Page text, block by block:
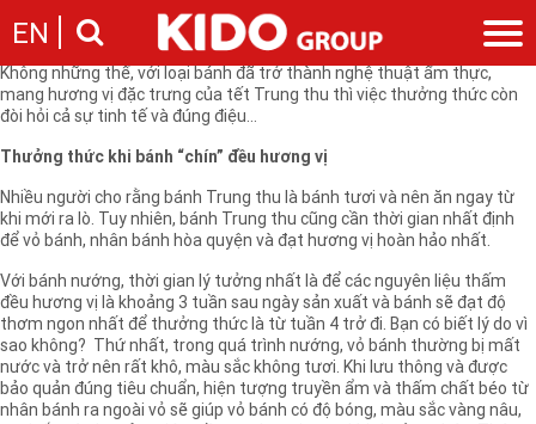
EN
Giới thiệu
Chặng đường
Cam kết của KIDO
Nhà sáng lập
Ngành hàng
Ngành gia vị
Ngành bánh
Tin tức
Tin tức & sự kiện
Nhà đầu tư
Thông điệp
Ban điều hành
Báo cáo
Thông tin cổ phần
Các công ty thành viên
Liên hệ
Nghề nghiệp
Giới thiệu
Nhu cầu tuyển dụng
Một hộp bánh Trung thu với bao bì trang nhã, chất lượng thơm ngon,
được khéo léo kết hợp từng nguyên liệu tốt cho sức khỏe, đảm bảo an
toàn vệ sinh thực phẩm luôn là mối quan tâm của người tiêu dùng.
Không những thế, với loại bánh đã trở thành nghệ thuật ẩm thực,
mang hương vị đặc trưng của tết Trung thu thì việc thưởng thức còn
đòi hỏi cả sự tinh tế và đúng điệu…
Thưởng thức khi bánh “chín” đều hương vị
Nhiều người cho rằng bánh Trung thu là bánh tươi và nên ăn ngay từ
khi mới ra lò. Tuy nhiên, bánh Trung thu cũng cần thời gian nhất định
để vỏ bánh, nhân bánh hòa quyện và đạt hương vị hoàn hảo nhất.
Với bánh nướng, thời gian lý tưởng nhất là để các nguyên liệu thấm
đều hương vị là khoảng 3 tuần sau ngày sản xuất và bánh sẽ đạt độ
thơm ngon nhất để thưởng thức là từ tuần 4 trở đi. Bạn có biết lý do vì
sao không? Thứ nhất, trong quá trình nướng, vỏ bánh thường bị mất
nước và trở nên rất khô, màu sắc không tươi. Khi lưu thông và được
bảo quản đúng tiêu chuẩn, hiện tượng truyền ẩm và thấm chất béo từ
nhân bánh ra ngoài vỏ sẽ giúp vỏ bánh có độ bóng, màu sắc vàng nâu,